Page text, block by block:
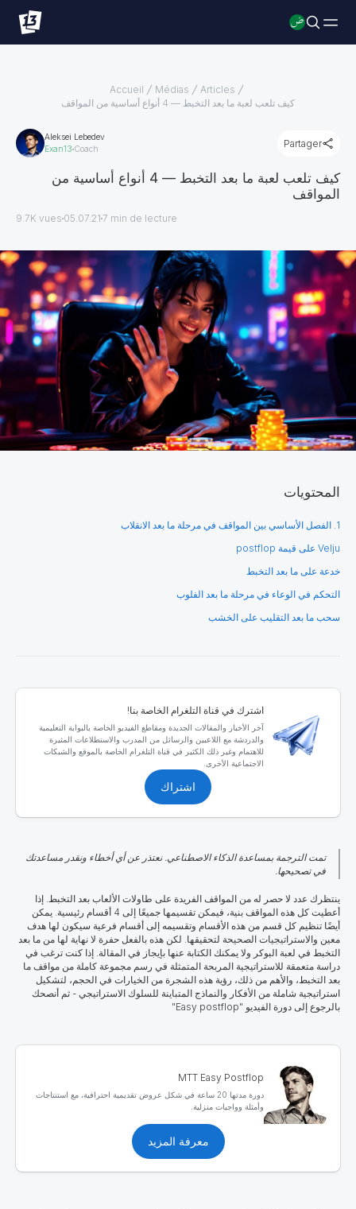
Accueil Médias
Articles
كيف تلعب لعبة ما بعد التخبط — 4 أنواع أساسية من المواقف
Aleksei Lebedev
Exan13 Coach Partager
كيف تلعب لعبة ما بعد التخبط — 4 أنواع أساسية من
المواقف
9.7K vues 05.07.21 7 min de lecture
المحتويات
1. الفصل الأساسي بين المواقف في مرحلة ما بعد الانقلاب
Velju على قيمة postflop
خدعة على ما بعد التخبط
التحكم في الوعاء في مرحلة ما بعد الفلوب
سحب ما بعد التقليب على الخشب
اشترك في قناة التلغرام الخاصة بنا!
آخر الأخبار والمقالات الجديدة ومقاطع الفيديو الخاصة بالبوابة التعليمية
والدردشة مع اللاعبين والرسائل من المدرب والاستطلاعات المثيرة
للاهتمام وغير ذلك الكثير في قناة التلغرام الخاصة بالموقع والشبكات
الاجتماعية الأخرى.
اشتراك
تمت الترجمة بمساعدة الذكاء الاصطناعي. نعتذر عن أي أخطاء ونقدر مساعدتك
في تصحيحها.
ينتظرك عدد لا حصر له من المواقف الفريدة على طاولات الألعاب بعد التخبط. إذا
أعطيت كل هذه المواقف بنية، فيمكن تقسيمها جميعًا إلى 4 أقسام رئيسية. يمكن
أيضًا تنظيم كل قسم من هذه الأقسام وتقسيمه إلى أقسام فرعية سيكون لها هدف
معين والاستراتيجيات الصحيحة لتحقيقها. لكن هذه بالفعل حفرة لا نهاية لها من ما بعد
التخبط في لعبة البوكر ولا يمكنك الكتابة عنها بإيجاز في المقالة إذا كنت ترغب في
دراسة متعمقة للاستراتيجية المربحة المتمثلة في رسم مجموعة كاملة من مواقف ما
بعد التخبط، والأهم من ذلك، رؤية هذه الشجرة من الخيارات في الحجم، لتشكيل
استراتيجية شاملة من الأفكار والنماذج المتباينة للسلوك الاستراتيجي - ثم أنصحك
بالرجوع إلى دورة الفيديو "Easy postflop"
MTT Easy Postflop
دورة مدتها 20 ساعة في شكل عروض تقديمية احترافية، مع استنتاجات
وأمثلة وواجبات منزلية.
معرفة المزيد